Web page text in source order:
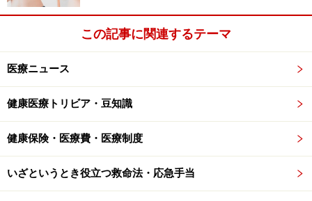
す危険が高くなります。そのため、結果として認知障害
になる可能性があります。
そもそも血液型とは？「AB型は変わって
る」は本当か
血液型は赤血球の表面にあるA抗原とB抗原の有無によっ
て決まっています。AB型は、赤血球の表面にA抗原とB抗
原があり、AB型と表現されます。
この記事に関連するテーマ
医療ニュース
健康医療トリビア・豆知識
健康保険・医療費・医療制度
いざというとき役立つ救命法・応急手当